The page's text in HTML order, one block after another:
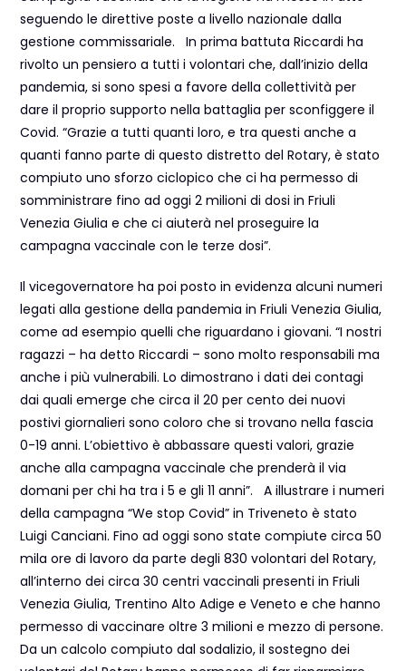
seguendo le direttive poste a livello nazionale dalla
gestione commissariale. In prima battuta Riccardi ha
rivolto un pensiero a tutti i volontari che, dall’inizio della
pandemia, si sono spesi a favore della collettività per
dare il proprio supporto nella battaglia per sconfiggere il
Covid. “Grazie a tutti quanti loro, e tra questi anche a
quanti fanno parte di questo distretto del Rotary, è stato
compiuto uno sforzo ciclopico che ci ha permesso di
somministrare fino ad oggi 2 milioni di dosi in Friuli
Venezia Giulia e che ci aiuterà nel proseguire la
campagna vaccinale con le terze dosi”.
Il vicegovernatore ha poi posto in evidenza alcuni numeri
legati alla gestione della pandemia in Friuli Venezia Giulia,
come ad esempio quelli che riguardano i giovani. “I nostri
ragazzi – ha detto Riccardi – sono molto responsabili ma
anche i più vulnerabili. Lo dimostrano i dati dei contagi
dai quali emerge che circa il 20 per cento dei nuovi
postivi giornalieri sono coloro che si trovano nella fascia
0-19 anni. L’obiettivo è abbassare questi valori, grazie
anche alla campagna vaccinale che prenderà il via
domani per chi ha tra i 5 e gli 11 anni”. A illustrare i numeri
della campagna “We stop Covid” in Triveneto è stato
Luigi Canciani. Fino ad oggi sono state compiute circa 50
mila ore di lavoro da parte degli 830 volontari del Rotary,
all’interno dei circa 30 centri vaccinali presenti in Friuli
Venezia Giulia, Trentino Alto Adige e Veneto e che hanno
permesso di vaccinare oltre 3 milioni e mezzo di persone.
Da un calcolo compiuto dal sodalizio, il sostegno dei